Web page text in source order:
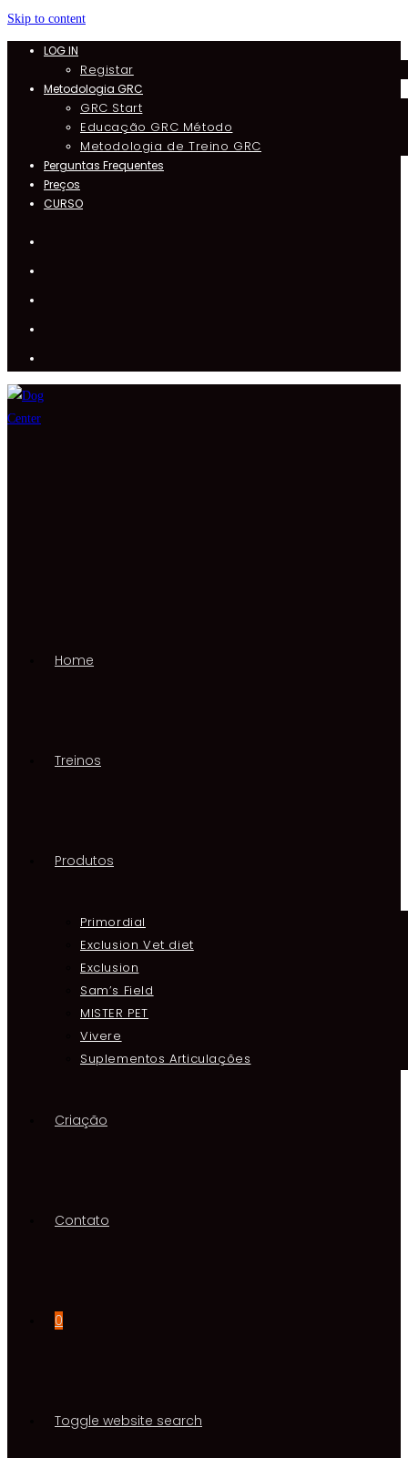
Skip to content
LOG IN
Registar
Metodologia GRC
GRC Start
Educação GRC Método
Metodologia de Treino GRC
Perguntas Frequentes
Preços
CURSO
Home
Treinos
Produtos
Primordial
Exclusion Vet diet
Exclusion
Sam’s Field
MISTER PET
Vivere
Suplementos Articulações
Criação
Contato
0
Toggle website search